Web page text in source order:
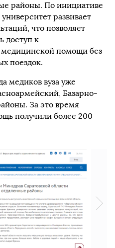
районы. По инициативе
развивает
что позволяет
доступ к
медицинской помощи без
поездок.
медиков вуза уже
Базарно-
За это время
получили более 200